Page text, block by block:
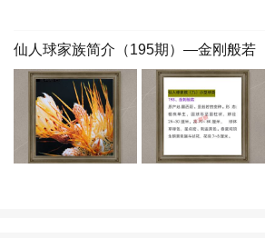
仙人球家族简介（195期）—金刚般若